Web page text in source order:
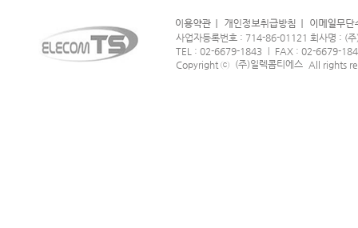
사업자등록번호 : 714-86-01121 회사명 : (
TEL : 02-6679-1843
FAX : 02-6679-
Copyright ⓒ (주)일렉콤티에스 All rights